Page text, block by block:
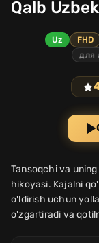
Qalb
Uz FHD
для
Tansoqchi va
hikoyasi. Kajalni
o'ldirish uchun
o'zgartiradi va